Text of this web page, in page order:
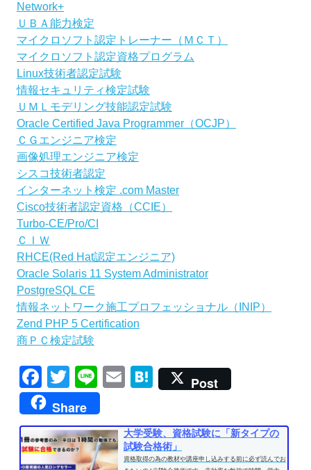
Network+
ＵＢＡ能力検定
マイクロソフト認定トレーナー（ＭＣＴ）
マイクロソフト認定資格プログラム
Linux技術者認定試験
情報セキュリティ検定試験
ＵＭＬモデリング技能認定試験
Oracle Certified Java Programmer（OCJP）
ＣＧエンジニア検定
画像処理エンジニア検定
シスコ技術者認定
インターネット検定 .com Master
Cisco技術者認定資格（CCIE）
Turbo-CE/Pro/CI
ＣＩＷ
RHCE(Red Hat認定エンジニア)
Oracle Solaris 11 System Administrator
PostgreSQL CE
情報ネットワーク施工プロフェッショナル（INIP）
Zend PHP 5 Certification
商ＰＣ検定試験
Facebook
TwitterLineEmailHatena
Post
Share
大学受験、資格試験に「新タイプの
試験合格術」
資格取得の為の教材や講座申し込みする前に必ず読んでお